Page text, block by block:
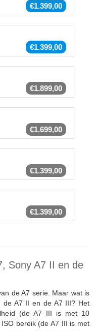
€1.399,00
€1.399,00
€1.899,00
€1.699,00
€1.399,00
€1.399,00
Sony A7 II en de
de A7 serie. Maar wat is
de A7 II en de A7 III? Het
(de A7 III is met 10
bereik (de A7 III is met